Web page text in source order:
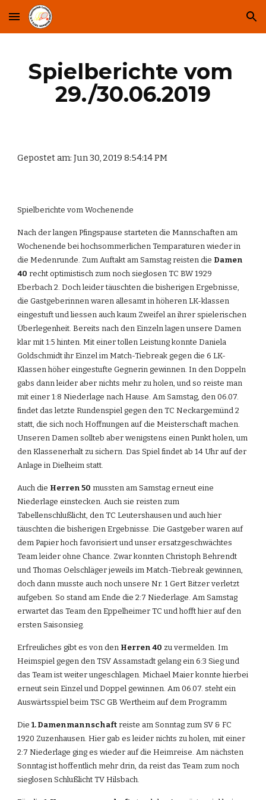
Skip to main content Skip to navigation
Spielberichte vom
29./30.06.2019
Gepostet am: Jun 30, 2019 8:54:14 PM
Spielberichte vom Wochenende
Nach der langen Pfingspause starteten die Mannschaften am
Wochenende bei hochsommerlichen Temparaturen wieder in
die Medenrunde. Zum Auftakt am Samstag reisten die Damen
40 recht optimistisch zum noch sieglosen TC BW 1929
Eberbach 2. Doch leider täuschten die bisherigen Ergebnisse,
die Gastgeberinnen waren allesamt in höheren LK-klassen
eingestuft und liessen auch kaum Zweifel an ihrer spielerischen
Überlegenheit. Bereits nach den Einzeln lagen unsere Damen
klar mit 1:5 hinten. Mit einer tollen Leistung konnte Daniela
Goldschmidt ihr Einzel im Match-Tiebreak gegen die 6 LK-
Klassen höher eingestufte Gegnerin gewinnen. In den Doppeln
gabs dann leider aber nichts mehr zu holen, und so reiste man
mit einer 1:8 Niederlage nach Hause. Am Samstag, den 06.07.
findet das letzte Rundenspiel gegen den TC Neckargemünd 2
statt, die sich noch Hoffnungen auf die Meisterschaft machen.
Unseren Damen sollteb aber wenigstens einen Punkt holen, um
den Klassenerhalt zu sichern. Das Spiel findet ab 14 Uhr auf der
Anlage in Dielheim statt.
Auch die Herren 50 mussten am Samstag erneut eine
Niederlage einstecken. Auch sie reisten zum
Tabellenschlußlicht, den TC Leutershausen und auch hier
täuschten die bisherigen Ergebnisse. Die Gastgeber waren auf
dem Papier hoch favorisiert und unser ersatzgeschwächtes
Team leider ohne Chance. Zwar konnten Christoph Behrendt
und Thomas Oelschläger jeweils im Match-Tiebreak gewinnen,
doch dann musste auch noch unsere Nr. 1 Gert Bitzer verletzt
aufgeben. So stand am Ende die 2:7 Niederlage. Am Samstag
erwartet das Team den Eppelheimer TC und hofft hier auf den
ersten Saisonsieg.
Erfreuliches gibt es von den Herren 40 zu vermelden. Im
Heimspiel gegen den TSV Assamstadt gelang ein 6:3 Sieg und
das Team ist weiter ungeschlagen. Michael Maier konnte hierbei
erneut sein Einzel und Doppel gewinnen. Am 06.07. steht ein
Auswärtsspiel beim TSC GB Wertheim auf dem Programm
Die 1. Damenmannschaft reiste am Sonntag zum SV & FC
1920 Zuzenhausen. Hier gab es leider nichts zu holen, mit einer
2:7 Niederlage ging es wieder auf die Heimreise. Am nächsten
Sonntag ist hoffentlich mehr drin, da reist das Team zum noch
sieglosen Schlußlicht TV Hilsbach.